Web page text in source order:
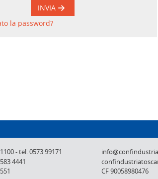
INVIA
la password?
-tel. 0573 99171
4441
CF 90058980476